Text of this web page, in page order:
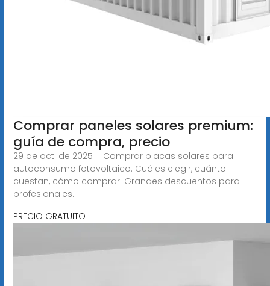
Comprar paneles solares premium:
guía de compra, precio
29 de oct. de 2025 · Comprar placas solares para
autoconsumo fotovoltaico. Cuáles elegir, cuánto
cuestan, cómo comprar. Grandes descuentos para
profesionales.
PRECIO GRATUITO